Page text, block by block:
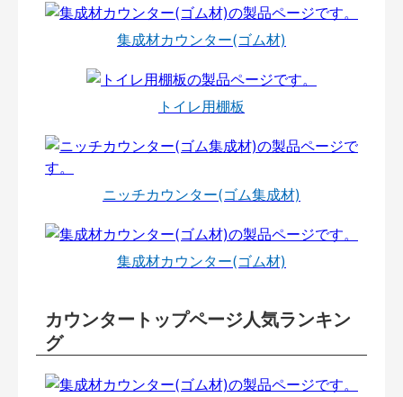
集成材カウンター(ゴム材)
トイレ用棚板
ニッチカウンター(ゴム集成材)
集成材カウンター(ゴム材)
カウンタートップページ人気ランキン
グ